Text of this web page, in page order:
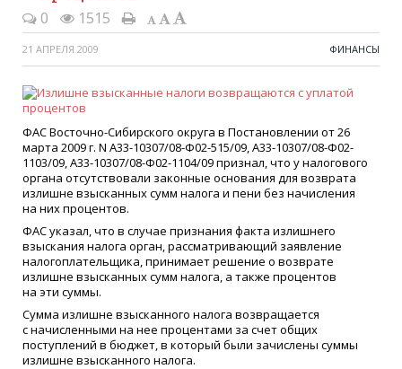
0 1515
21 АПРЕЛЯ 2009 ФИНАНСЫ
ФАС Восточно-Сибирского округа в Постановлении от 26
марта 2009 г. N А33-10307/08-Ф02-515/09, А33-10307/08-Ф02-
1103/09, А33-10307/08-Ф02-1104/09 признал, что у налогового
органа отсутствовали законные основания для возврата
излишне взысканных сумм налога и пени без начисления
на них процентов.
ФАС указал, что в случае признания факта излишнего
взыскания налога орган, рассматривающий заявление
налогоплательщика, принимает решение о возврате
излишне взысканных сумм налога, а также процентов
на эти суммы.
Сумма излишне взысканного налога возвращается
с начисленными на нее процентами за счет общих
поступлений в бюджет, в который были зачислены суммы
излишне взысканного налога.